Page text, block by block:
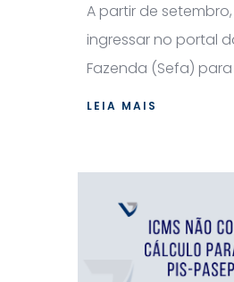
A partir de
ingressar no portal
Fazenda (Sefa)
LEIA MAIS